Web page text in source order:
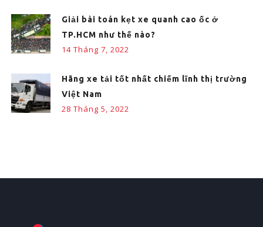
Giải bài toán kẹt xe quanh cao ốc ở
TP.HCM như thế nào?
14 Tháng 7, 2022
Hãng xe tải tốt nhất chiếm lĩnh thị trường
Việt Nam
28 Tháng 5, 2022